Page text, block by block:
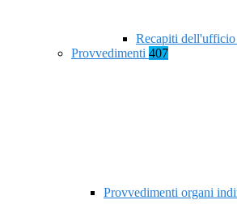
Recapiti dell'ufficio
Provvedimenti 407
Provvedimenti organi